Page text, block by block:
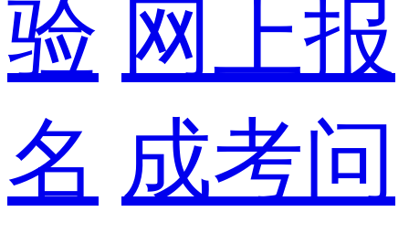
验 网上报
名 成考问